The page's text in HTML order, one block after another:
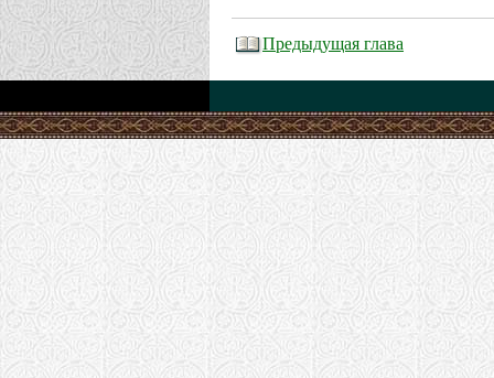
Предыдущая глава